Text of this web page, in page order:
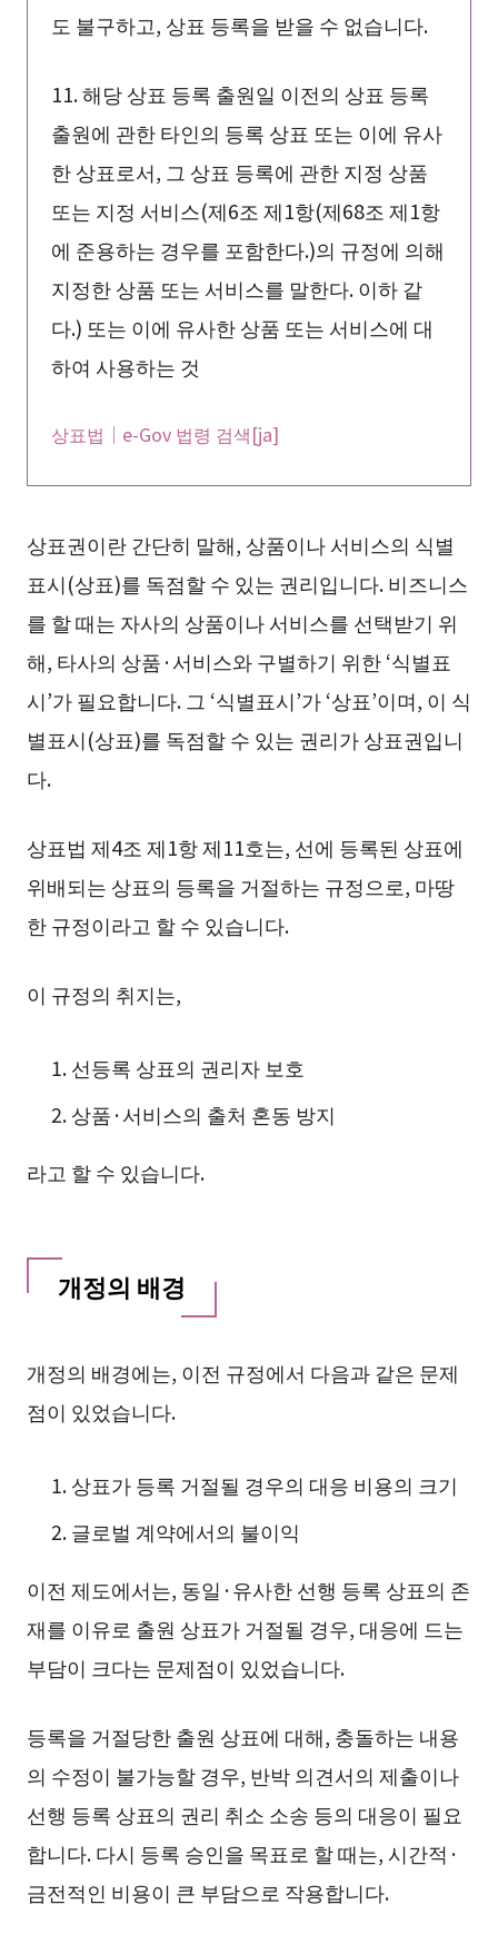
도 불구하고, 상표 등록을 받을 수 없습니다.
11. 해당 상표 등록 출원일 이전의 상표 등록
출원에 관한 타인의 등록 상표 또는 이에 유사
한 상표로서, 그 상표 등록에 관한 지정 상품
또는 지정 서비스(제6조 제1항(제68조 제1항
에 준용하는 경우를 포함한다.)의 규정에 의해
지정한 상품 또는 서비스를 말한다. 이하 같
다.) 또는 이에 유사한 상품 또는 서비스에 대
하여 사용하는 것
상표법｜e-Gov 법령 검색[ja]
상표권이란 간단히 말해, 상품이나 서비스의 식별
표시(상표)를 독점할 수 있는 권리입니다. 비즈니스
를 할 때는 자사의 상품이나 서비스를 선택받기 위
해, 타사의 상품·서비스와 구별하기 위한 ‘식별표
시’가 필요합니다. 그 ‘식별표시’가 ‘상표’이며, 이 식
별표시(상표)를 독점할 수 있는 권리가 상표권입니
다.
상표법 제4조 제1항 제11호는, 선에 등록된 상표에
위배되는 상표의 등록을 거절하는 규정으로, 마땅
한 규정이라고 할 수 있습니다.
이 규정의 취지는,
선등록 상표의 권리자 보호
상품·서비스의 출처 혼동 방지
라고 할 수 있습니다.
개정의 배경
개정의 배경에는, 이전 규정에서 다음과 같은 문제
점이 있었습니다.
상표가 등록 거절될 경우의 대응 비용의 크기
글로벌 계약에서의 불이익
이전 제도에서는, 동일·유사한 선행 등록 상표의 존
재를 이유로 출원 상표가 거절될 경우, 대응에 드는
부담이 크다는 문제점이 있었습니다.
등록을 거절당한 출원 상표에 대해, 충돌하는 내용
의 수정이 불가능할 경우, 반박 의견서의 제출이나
선행 등록 상표의 권리 취소 소송 등의 대응이 필요
합니다. 다시 등록 승인을 목표로 할 때는, 시간적·
금전적인 비용이 큰 부담으로 작용합니다.